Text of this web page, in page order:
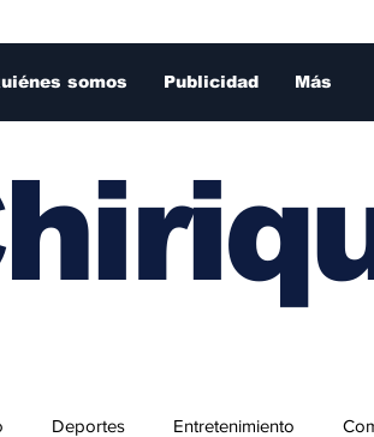
somos Publicidad Más
Deportes Entretenimiento